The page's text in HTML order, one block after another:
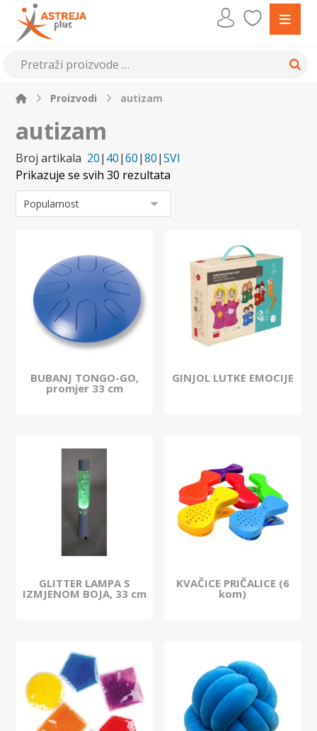
Proizvodi autizam
autizam
Broj artikala 20| 40|60|80|SVI
Prikazuje se svih 30 rezultata
BUBANJ TONGO-GO,
promjer 33 cm
GINJOL LUTKE EMOCIJE
GLITTER LAMPA S
IZMJENOM BOJA, 33 cm
KVAČICE PRIČALICE (6
kom)